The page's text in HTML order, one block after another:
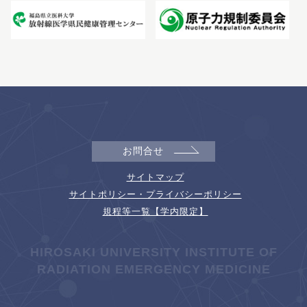
お問合せ
サイトマップ
サイトポリシー・プライバシーポリシー
規程等一覧【学内限定】
HIROSAKI UNIVERSITY INSTITUTE OF
RADIATION EMERGENCY MEDICINE